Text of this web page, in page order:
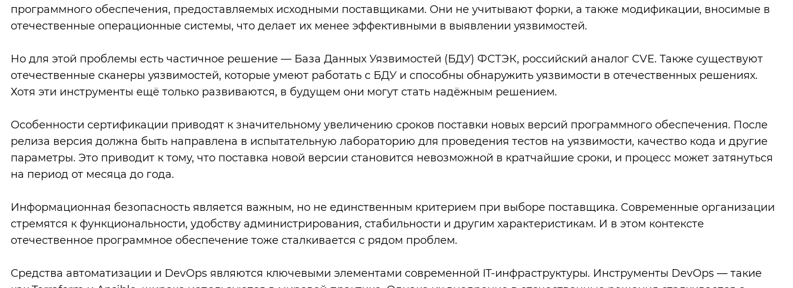
программного обеспечения, предоставляемых исходными поставщиками. Они не учитывают форки, а также модификации, вносимые в
отечественные операционные системы, что делает их менее эффективными в выявлении уязвимостей.
Но для этой проблемы есть частичное решение — База Данных Уязвимостей (БДУ) ФСТЭК, российский аналог CVE. Также существуют
отечественные сканеры уязвимостей, которые умеют работать с БДУ и способны обнаружить уязвимости в отечественных решениях.
Хотя эти инструменты ещё только развиваются, в будущем они могут стать надёжным решением.
Особенности сертификации приводят к значительному увеличению сроков поставки новых версий программного обеспечения. После
релиза версия должна быть направлена в испытательную лабораторию для проведения тестов на уязвимости, качество кода и другие
параметры. Это приводит к тому, что поставка новой версии становится невозможной в кратчайшие сроки, и процесс может затянуться
на период от месяца до года.
Информационная безопасность является важным, но не единственным критерием при выборе поставщика. Современные организации
стремятся к функциональности, удобству администрирования, стабильности и другим характеристикам. И в этом контексте
отечественное программное обеспечение тоже сталкивается с рядом проблем.
Средства автоматизации и DevOps являются ключевыми элементами современной IT-инфраструктуры. Инструменты DevOps — такие